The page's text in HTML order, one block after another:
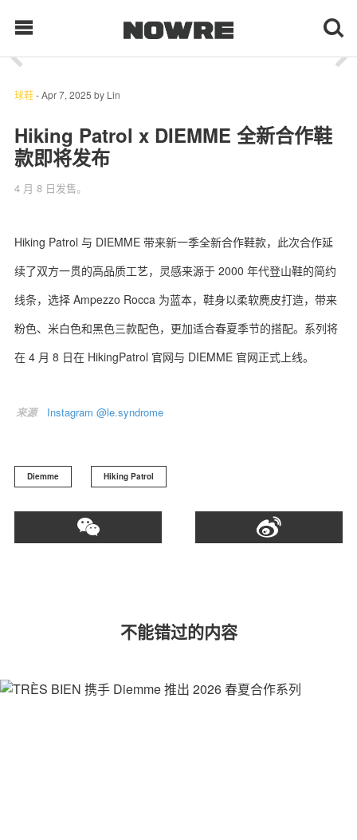
时 尚
球 鞋
生 活
/ 10
球鞋-Apr 7, 2025 by Lin
Hiking Patrol x DIEMME 全新合作鞋
款即将发布
4 月 8 日发售。
Hiking Patrol 与 DIEMME 带来新一季全新合作鞋款，此次合作延
续了双方一贯的高品质工艺，灵感来源于 2000 年代登山鞋的简约
线条，选择 Ampezzo Rocca 为蓝本，鞋身以柔软麂皮打造，带来
粉色、米白色和黑色三款配色，更加适合春夏季节的搭配。系列将
在 4 月 8 日在 HikingPatrol 官网与 DIEMME 官网正式上线。
来源 Instagram @le.syndrome
Diemme Hiking Patrol
不能错过的内容